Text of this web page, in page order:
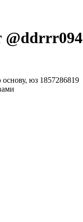
@ddrrr094
юз 1857286819